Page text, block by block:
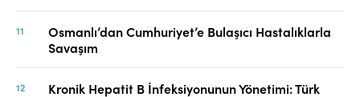
Osmanlı’dan Cumhuriyet’e Bulaşıcı Hastalıklarla
Savaşım
Kronik Hepatit B İnfeksiyonunun Yönetimi: Türk